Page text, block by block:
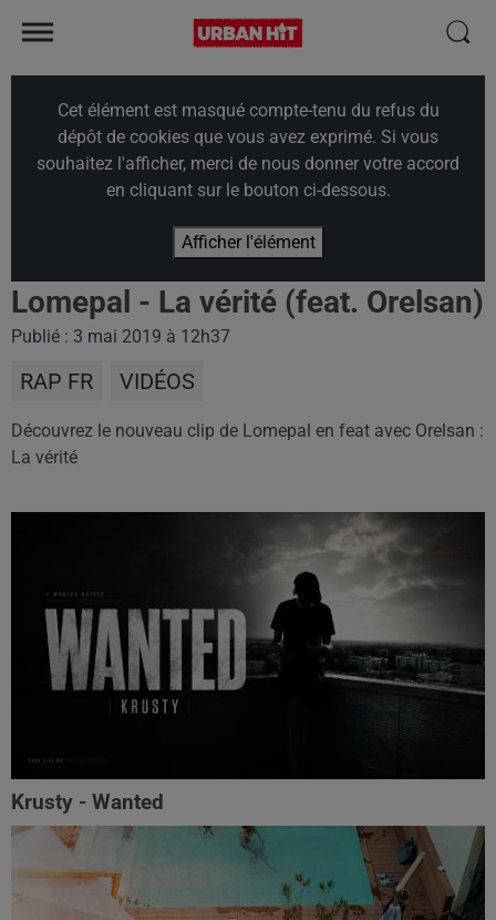
Cet élément est masqué compte-tenu du refus du
dépôt de cookies que vous avez exprimé. Si vous
souhaitez l'afficher, merci de nous donner votre accord
en cliquant sur le bouton ci-dessous.
Afficher l'élément
Lomepal - La vérité (feat. Orelsan)
Publié : 3 mai 2019 à 12h37
RAP FR VIDÉOS
Découvrez le nouveau clip de Lomepal en feat avec Orelsan :
La vérité
Krusty - Wanted